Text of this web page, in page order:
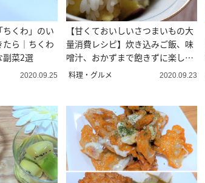
くわ」のい
ら｜ちくわ
副菜2選
2020.09.25
【甘くておいしいさつまいもの大
量消費レシピ】炊き込みご飯、味
噌汁、おかずまで飽きずに楽しめ
ます
料理・グルメ 2020.09.23